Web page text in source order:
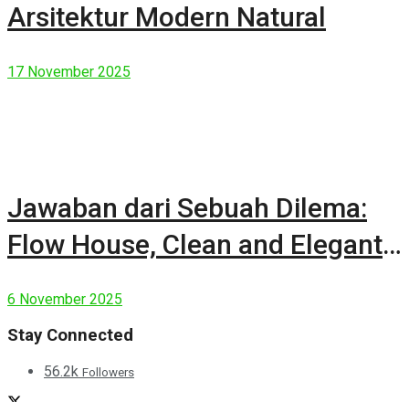
Arsitektur Modern Natural
17 November 2025
Jawaban dari Sebuah Dilema:
Flow House, Clean and Elegant
6 November 2025
Stay Connected
56.2k Followers